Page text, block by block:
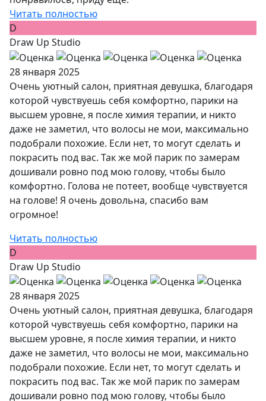
Читать полностью
D
Draw Up Studio
28 января 2025
Очень уютный салон, приятная девушка, благодаря
которой чувствуешь себя комфортно, парики на
высшем уровне, я после химия терапии, и никто
даже не заметил, что волосы не мои, максимально
подобрали похожие. Если нет, то могут сделать и
покрасить под вас. Так же мой парик по замерам
дошивали ровно под мою голову, чтобы было
комфортно. Голова не потеет, вообще чувствуется
на голове! Я очень довольна, спасибо вам
огромное!
Читать полностью
D
Draw Up Studio
28 января 2025
Очень уютный салон, приятная девушка, благодаря
которой чувствуешь себя комфортно, парики на
высшем уровне, я после химия терапии, и никто
даже не заметил, что волосы не мои, максимально
подобрали похожие. Если нет, то могут сделать и
покрасить под вас. Так же мой парик по замерам
дошивали ровно под мою голову, чтобы было